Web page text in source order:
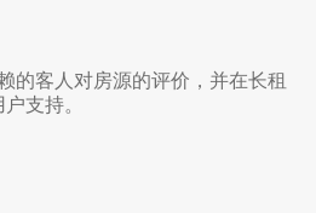
的客人对房源的评价，并在长租
支持。